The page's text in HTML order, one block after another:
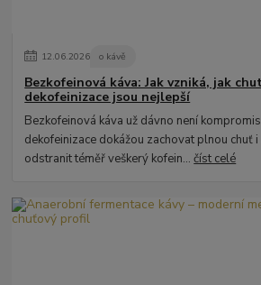
12.06.2026 o kávě
Bezkofeinová káva: Jak vzniká, jak
dekofeinizace jsou nejlepší
Bezkofeinová káva už dávno není
dekofeinizace dokážou zachovat plnou chuť
odstranit téměř veškerý kofein...číst celé